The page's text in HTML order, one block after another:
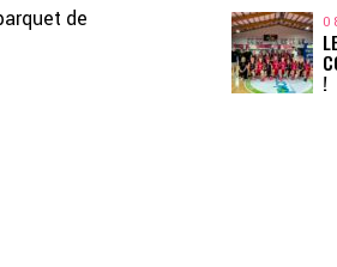
de
!